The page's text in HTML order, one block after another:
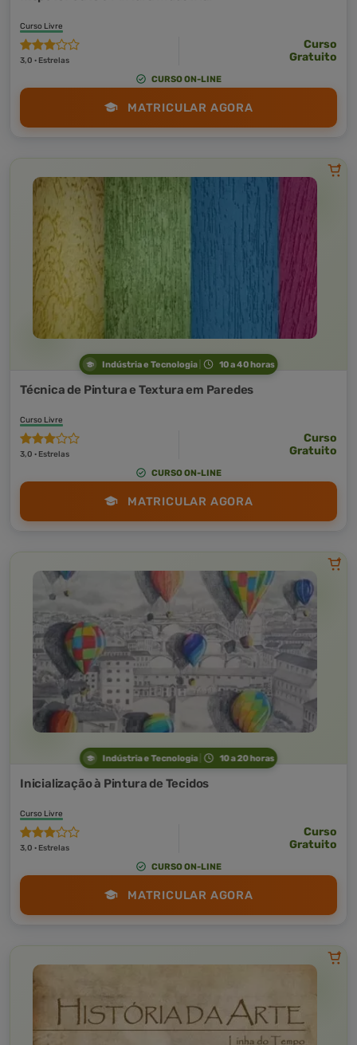
Curso Livre
3,0 · Estrelas
Curso
Gratuito
CURSO ON-LINE
MATRICULAR AGORA
Indústria e Tecnologia 10 a 40 horas
Técnica de Pintura e Textura em Paredes
Curso Livre
3,0 · Estrelas
Curso
Gratuito
CURSO ON-LINE
MATRICULAR AGORA
Indústria e Tecnologia 10 a 20 horas
Inicialização à Pintura de Tecidos
Curso Livre
3,0 · Estrelas
Curso
Gratuito
CURSO ON-LINE
MATRICULAR AGORA